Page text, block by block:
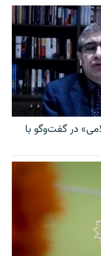
در گفت‌وگو با